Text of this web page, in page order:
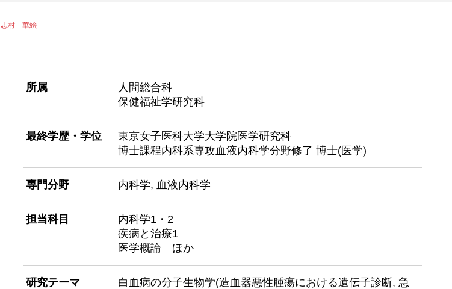
志村 華絵
所属
人間総合科
保健福祉学研究科
最終学歴・学位
東京女子医科大学大学院医学研究科
博士課程内科系専攻血液内科学分野修了 博士(医学)
専門分野 内科学, 血液内科学
担当科目
内科学1・2
疾病と治療1
医学概論 ほか
研究テーマ
白血病の分子生物学(造血器悪性腫瘍における遺伝子診断, 急